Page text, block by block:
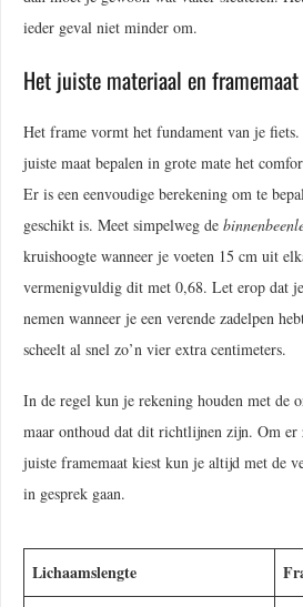
ieder geval niet minder om.
Het juiste materiaal en framemaat
Het frame vormt het fundament van je
juiste maat bepalen in grote mate het
Er is een eenvoudige berekening om te
geschikt is. Meet simpelweg de
kruishoogte wanneer je voeten 15 cm uit
vermenigvuldig dit met 0,68. Let erop dat
nemen wanneer je een verende zadelpen
scheelt al snel zo’n vier extra centimeters.
In de regel kun je rekening houden met de
maar onthoud dat dit richtlijnen zijn. Om er
juiste framemaat kiest kun je altijd met de
in gesprek gaan.
Lichaamslengte